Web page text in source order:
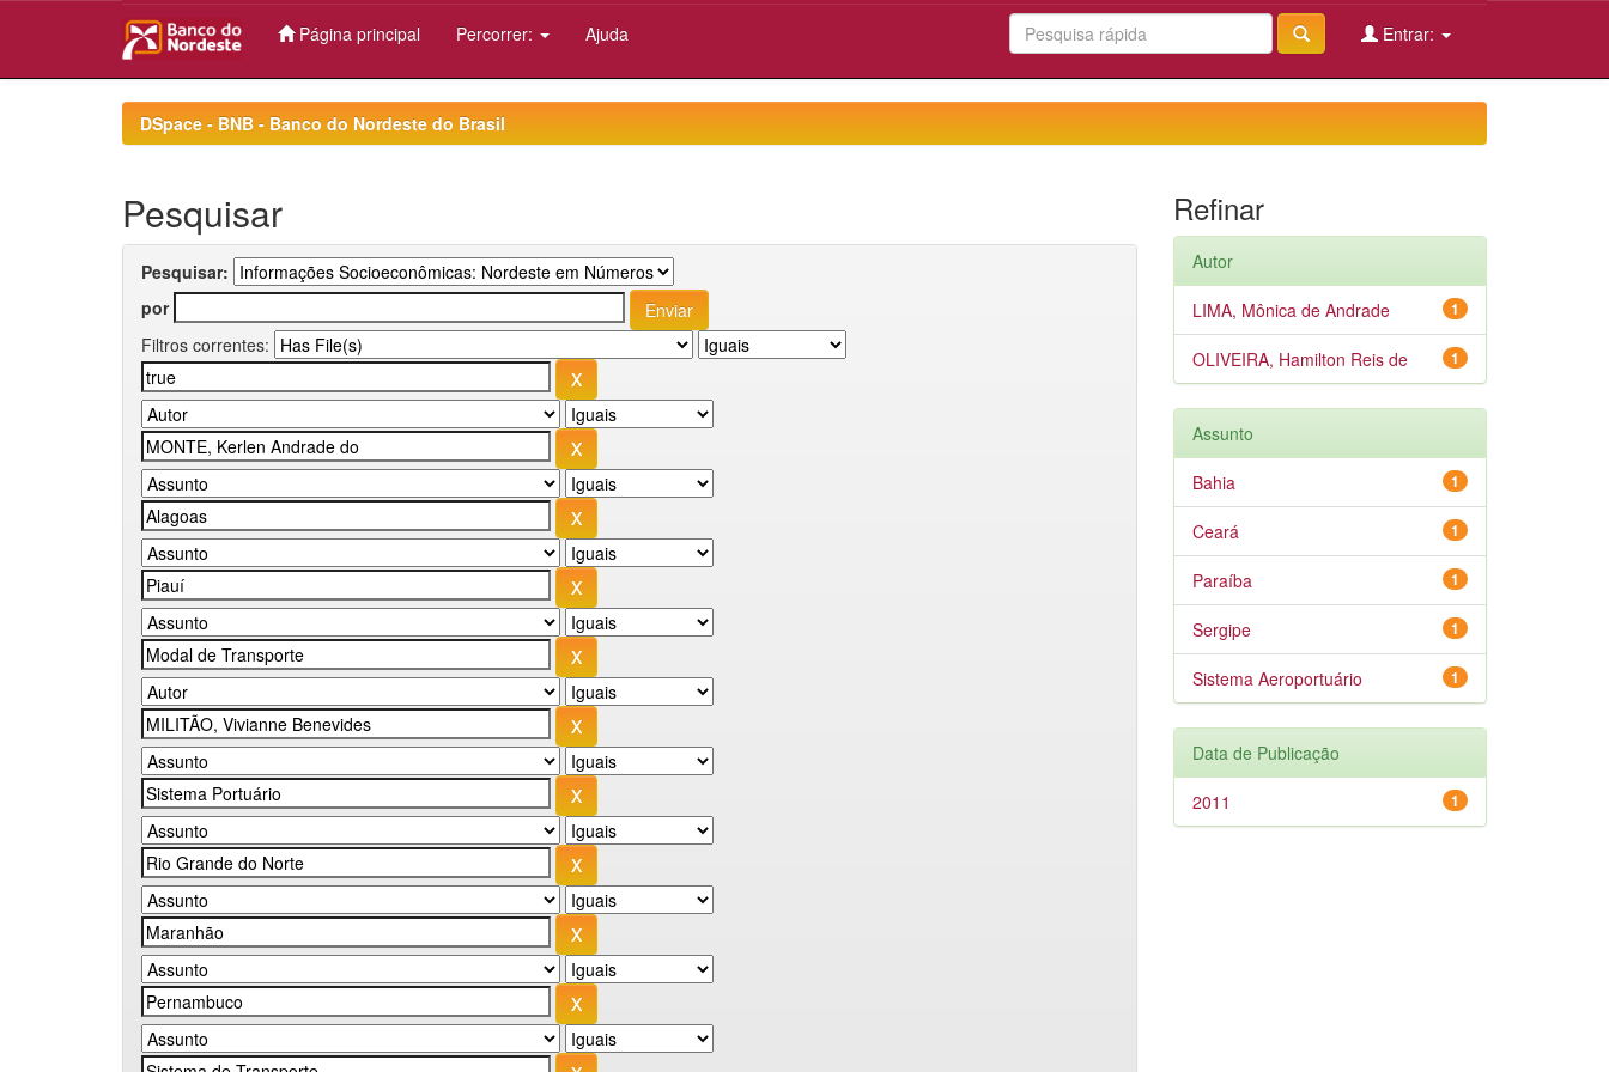
Página principal Percorrer: Ajuda Entrar:
DSpace - BNB - Banco do Nordeste do Brasil
Pesquisar
Pesquisar:
por
Filtros correntes:
Refinar
Autor
1
LIMA, Mônica de Andrade
1
OLIVEIRA, Hamilton Reis de
Assunto
1
Bahia
1
Ceará
1
Paraíba
1
Sergipe
1
Sistema Aeroportuário
Data de Publicação
1
2011